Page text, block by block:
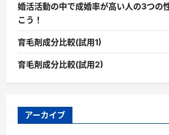
婚活活動の中で成婚率が高い人の3つの
こう！
育毛剤成分比較(試用1)
育毛剤成分比較(試用2)
アーカイブ